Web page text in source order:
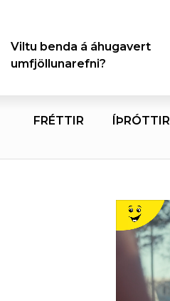
Viltu benda á áhugavert
umfjöllunarefni?
FRÉTTIR ÍÞRÓTTIR